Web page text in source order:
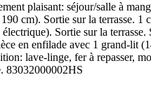
plaisant: séjour/salle à
cm). Sortie sur la terrasse.
Sortie sur la
en enfilade avec 1 grand-lit
lave-linge, fer à
83032000002HS